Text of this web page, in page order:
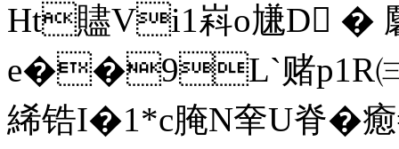
Ht贐Vi1嵙o尲D � 麘
e��9L`赌p1R㈢
絺锆I�1*c腌N羍U脊�